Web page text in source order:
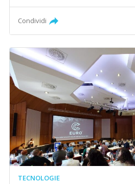
Condividi
TECNOLOGIE